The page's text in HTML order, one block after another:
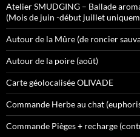
Atelier SMUDGING – Ballade
(Mois de juin -début juillet
Autour de la Mûre (de roncier
Autour de la poire (août)
Carte géolocalisée OLIVADE
Commande Herbe au chat
Commande Pièges + recharge